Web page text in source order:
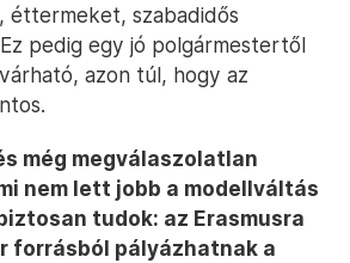
szabadidős
pedig egy jó polgármestertől
azon túl, hogy az
még megválaszolatlan
nem lett jobb a modellváltás
tudok: az Erasmusra
forrásból pályázhatnak a